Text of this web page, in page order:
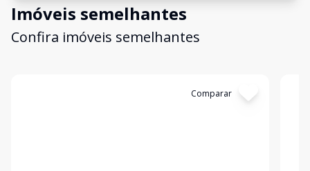
Imóveis semelhantes
Confira imóveis semelhantes
Comparar